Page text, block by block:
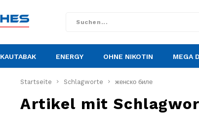
KAUTABAK ENERGY OHNE NIKOTIN MEGA
Startseite Schlagworte женско биле
Artikel mit